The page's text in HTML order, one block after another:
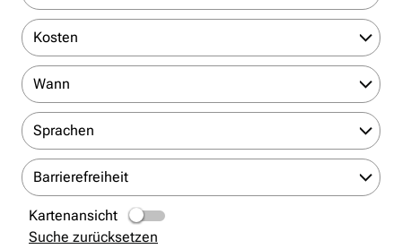
Kosten
Wann
Sprachen
Barrierefreiheit
Kartenansicht
Suche zurücksetzen